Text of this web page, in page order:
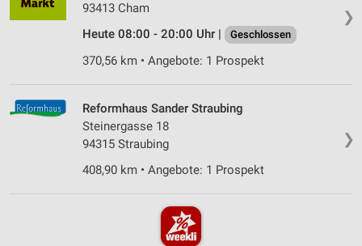
❯
93413 Cham
Heute 08:00 - 20:00 Uhr |
Geschlossen
370,56 km • Angebote: 1 Prospekt
❯
Reformhaus Sander Straubing
Steinergasse 18
94315 Straubing
408,90 km • Angebote: 1 Prospekt